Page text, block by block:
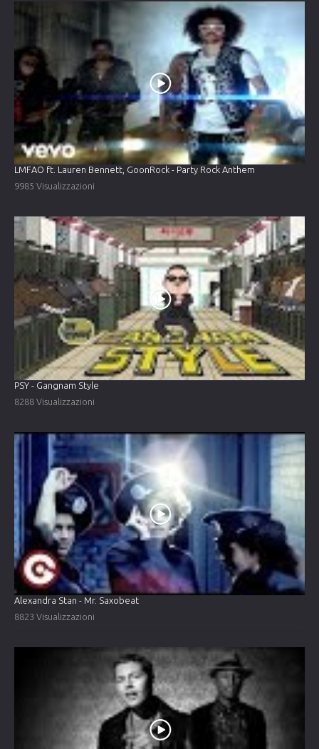
LMFAO ft. Lauren Bennett, GoonRock - Party Rock Anthem
9985 Visualizzazioni
PSY - Gangnam Style
8288 Visualizzazioni
Alexandra Stan - Mr. Saxobeat
8823 Visualizzazioni